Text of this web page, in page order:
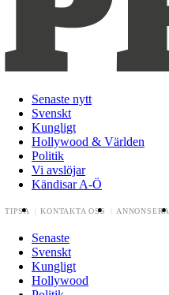
Senaste nytt
Svenskt
Kungligt
Hollywood & Världen
Politik
Vi avslöjar
Kändisar A-Ö
TIPSA KONTAKTA OSS ANNONSERA
Senaste
Svenskt
Kungligt
Hollywood